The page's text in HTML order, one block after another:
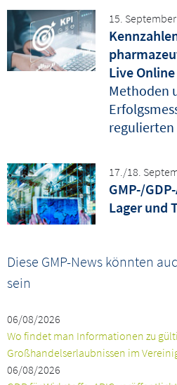
15.
Live
Methoden
17./18.
GMP-/
Lager und
Diese GMP-News könnten
sein
06/08/2026
Wo findet man Informationen zu
Großhandelserlaubnissen im
06/08/2026